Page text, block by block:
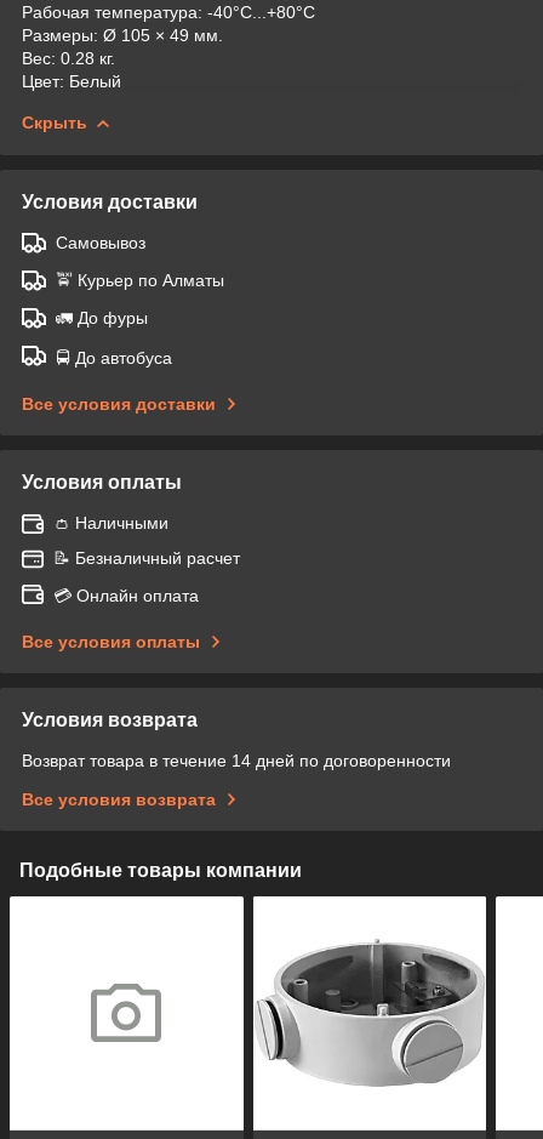
Рабочая температура: -40°C...+80°C
Размеры: Ø 105 × 49 мм.
Вес: 0.28 кг.
Цвет: Белый
Скрыть
Условия доставки
Самовывоз
🚖 Курьер по Алматы
🚛 До фуры
🚍 До автобуса
Все условия доставки
Условия оплаты
👛 Наличными
📝 Безналичный расчет
💳 Онлайн оплата
Все условия оплаты
Условия возврата
Возврат товара в течение 14 дней по договоренности
Все условия возврата
Подобные товары компании